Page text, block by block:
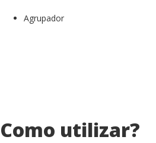
Agrupador
Como utilizar?